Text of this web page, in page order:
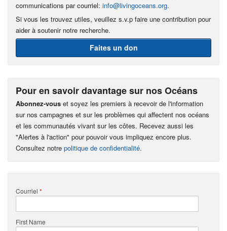
communications par courriel: info@livingoceans.org.
Si vous les trouvez utiles, veuillez s.v.p faire une contribution pour
aider à soutenir notre recherche.
Faites un don
Pour en savoir davantage sur nos Océans
Abonnez-vous et soyez les premiers à recevoir de l'information
sur nos campagnes et sur les problèmes qui affectent nos océans
et les communautés vivant sur les côtes. Recevez aussi les
"Alertes à l'action" pour pouvoir vous impliquez encore plus.
Consultez notre politique de confidentialité.
Courriel *
First Name